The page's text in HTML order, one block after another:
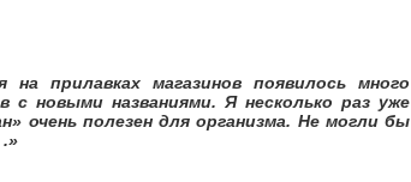
на прилавках магазинов появилось много
с новыми названиями. Я несколько раз уже
очень полезен для организма. Не могли бы